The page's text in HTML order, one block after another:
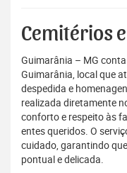
Cemitérios
Guimarânia – MG
Guimarânia, local que
despedida e
realizada diretamente
conforto e respeito às
entes queridos. O
cuidado, garantindo
pontual e delicada.